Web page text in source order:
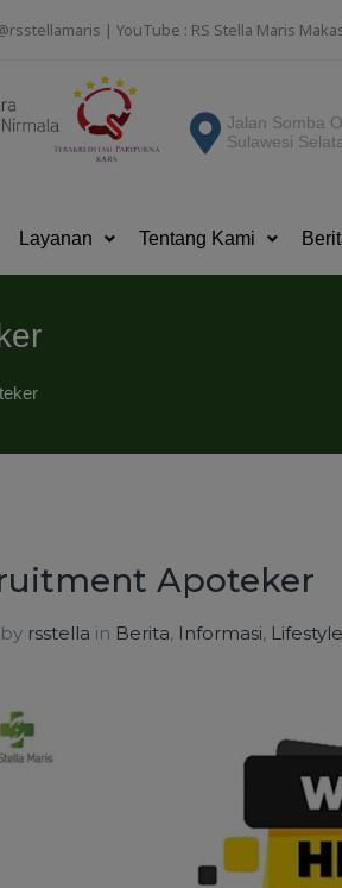
| YouTube : RS Stella Maris
Jalan Somba
Sulawesi
Layanan Tentang Kami
Apoteker
rsstella in Berita, Informasi, Lifestyle